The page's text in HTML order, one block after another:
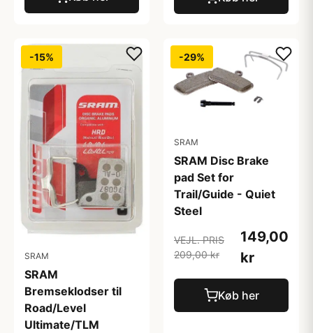
-15%
SRAM
SRAM
Bremseklodser til
Road/Level
Ultimate/TLM
-29%
SRAM
SRAM Disc Brake
pad Set for
Trail/Guide - Quiet
Steel
VEJL. PRIS
209,00 kr
149,00
kr
Køb her